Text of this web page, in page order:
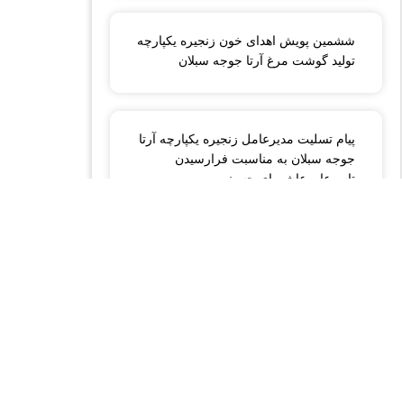
ششمین پویش اهدای خون زنجیره یکپارچه
تولید گوشت مرغ آرتا جوجه سبلان
پیام تسلیت مدیرعامل زنجیره یکپارچه آرتا
جوجه سبلان به مناسبت فرارسیدن
تاسوعا و عاشورای حسینی